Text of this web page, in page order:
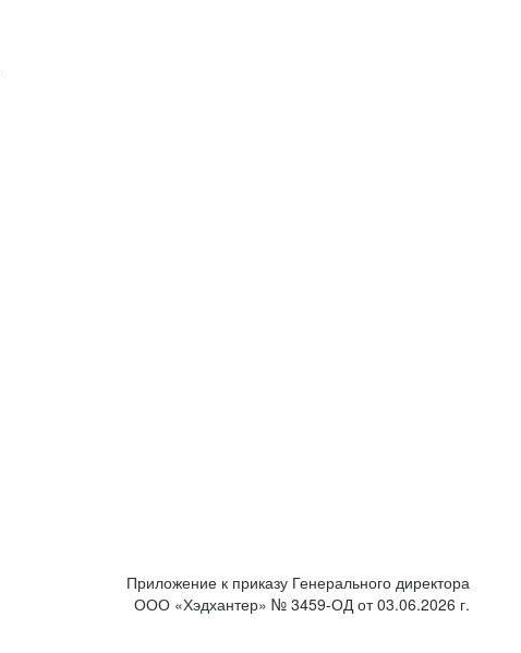
Приложение к приказу Генерального директора
ООО «Хэдхантер» № 3459-ОД от 03.06.2026 г.